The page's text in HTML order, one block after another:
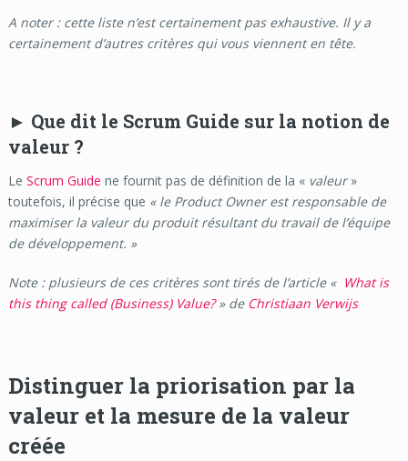
A noter : cette liste n’est certainement pas exhaustive. Il y a
certainement d’autres critères qui vous viennent en tête.
► Que dit le Scrum Guide sur la notion de
valeur ?
Le Scrum Guide ne fournit pas de définition de la « valeur»
toutefois, il précise que « le Product Owner est responsable de
maximiser la valeur du produit résultant du travail de l’équipe
de développement. »
Note : plusieurs de ces critères sont tirés de l’article « What is
this thing called (Business) Value?» de Christiaan Verwijs
Distinguer la priorisation par la
valeur et la mesure de la valeur
créée